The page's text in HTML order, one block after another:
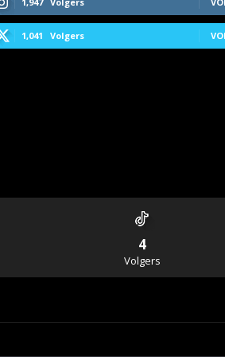
1,041 Volgers
4
Volgers